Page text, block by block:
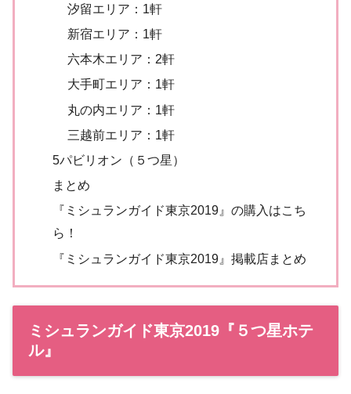
汐留エリア：1軒
新宿エリア：1軒
六本木エリア：2軒
大手町エリア：1軒
丸の内エリア：1軒
三越前エリア：1軒
5パビリオン（５つ星）
まとめ
『ミシュランガイド東京2019』の購入はこち
ら！
『ミシュランガイド東京2019』掲載店まとめ
ミシュランガイド東京2019『５つ星ホテ
ル』